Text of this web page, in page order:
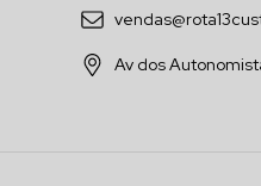
Av dos